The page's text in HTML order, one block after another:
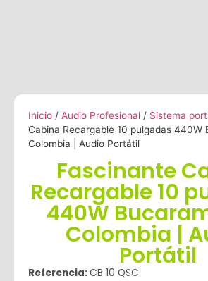
Inicio / Audio Profesional / Sistema
Cabina Recargable 10 pulgadas 440W
Colombia | Audio Portátil
Fascinante
Recargable 10
440W
Colombia |
Portátil
Referencia:CB 10 QSC